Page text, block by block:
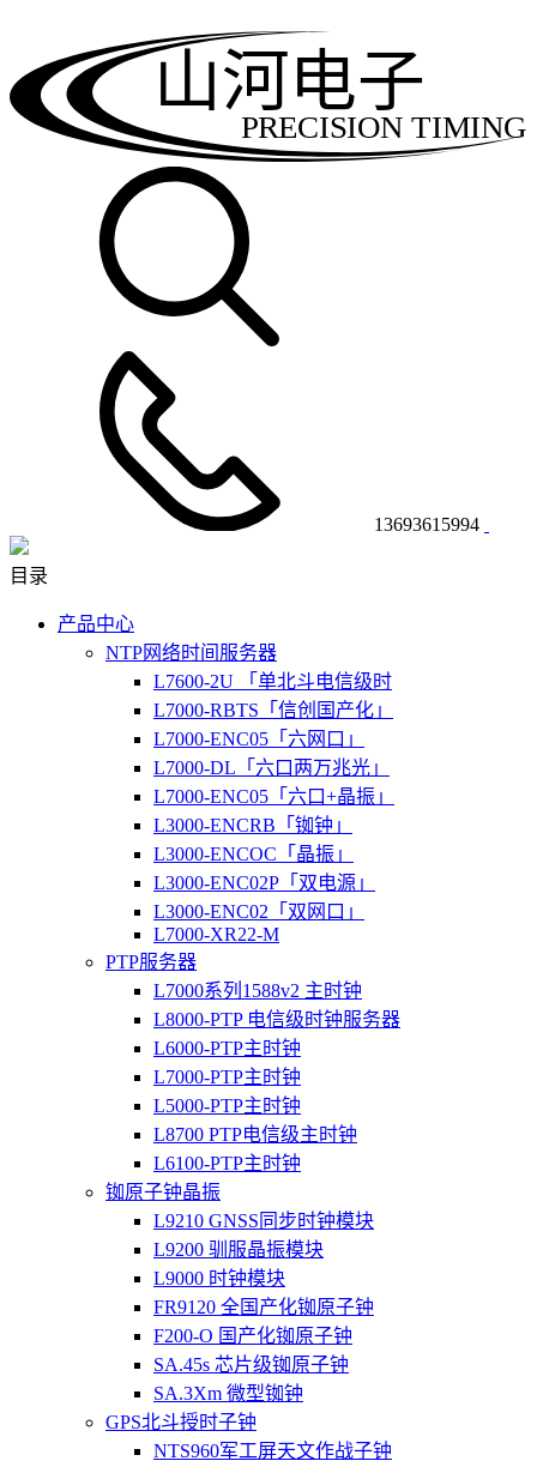
PRECISION TIMING
山河电子
13693615994
目录
产品中心
NTP网络时间服务器
L7600-2U 「单北斗电信级时
L7000-RBTS「信创国产化」
L7000-ENC05「六网口」
L7000-DL「六口两万兆光」
L7000-ENC05「六口+晶振」
L3000-ENCRB「铷钟」
L3000-ENCOC「晶振」
L3000-ENC02P「双电源」
L3000-ENC02「双网口」
L7000-XR22-M
PTP服务器
L7000系列1588v2 主时钟
L8000-PTP 电信级时钟服务器
L6000-PTP主时钟
L7000-PTP主时钟
L5000-PTP主时钟
L8700 PTP电信级主时钟
L6100-PTP主时钟
铷原子钟晶振
L9210 GNSS同步时钟模块
L9200 驯服晶振模块
L9000 时钟模块
FR9120 全国产化铷原子钟
F200-O 国产化铷原子钟
SA.45s 芯片级铷原子钟
SA.3Xm 微型铷钟
GPS北斗授时子钟
NTS960军工屏天文作战子钟